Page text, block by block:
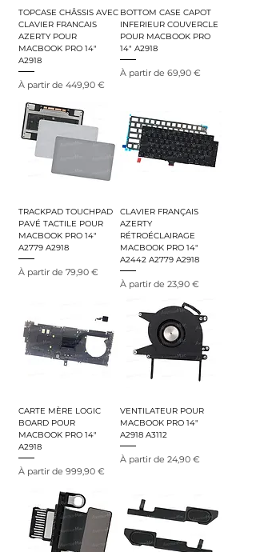
TOPCASE CHÂSSIS AVEC
CLAVIER FRANCAIS
AZERTY POUR
MACBOOK PRO 14"
A2918
À partir de 449,90 €
Prix promotionnel
BOTTOM CASE CAPOT
INFERIEUR COUVERCLE
POUR MACBOOK PRO
14" A2918
À partir de 69,90 €
Prix promotionnel
TRACKPAD TOUCHPAD
PAVÉ TACTILE POUR
MACBOOK PRO 14"
A2779 A2918
À partir de 79,90 €
Prix promotionnel
CLAVIER FRANÇAIS
AZERTY
RÉTROÉCLAIRAGE
MACBOOK PRO 14"
A2442 A2779 A2918
À partir de 23,90 €
Prix promotionnel
CARTE MÈRE LOGIC
BOARD POUR
MACBOOK PRO 14"
A2918
À partir de 999,90 €
Prix promotionnel
VENTILATEUR POUR
MACBOOK PRO 14"
A2918 A3112
À partir de 24,90 €
Prix promotionnel